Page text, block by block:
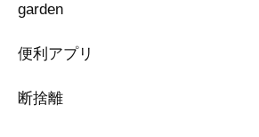
garden
便利アプリ
断捨離